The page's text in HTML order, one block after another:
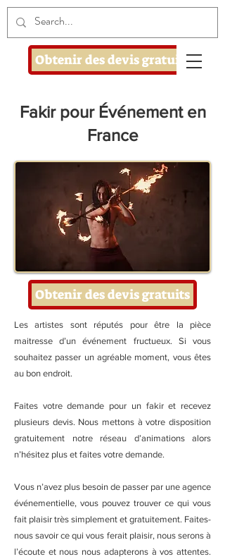
Obtenir des devis gratuits
Fakir pour Événement en
France
Obtenir des devis gratuits
Les artistes sont réputés pour être la pièce
maitresse d’un événement fructueux. Si vous
souhaitez passer un agréable moment, vous êtes
au bon endroit.
Faites votre demande pour un fakir et recevez
plusieurs devis. Nous mettons à votre disposition
gratuitement notre réseau d’animations alors
n’hésitez plus et faites votre demande.
Vous n’avez plus besoin de passer par une agence
événementielle, vous pouvez trouver ce qui vous
fait plaisir très simplement et gratuitement. Faites-
nous savoir ce qui vous ferait plaisir, nous serons à
l’écoute et nous nous adapterons à vos attentes.